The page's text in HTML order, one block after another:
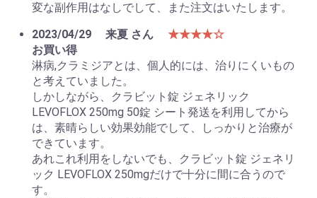
変な副作用はなしでして、また注文はいたします。
2023/04/29
来夏 さん
★★★★☆
お買い得
淋病,クラミジアとは、個人的には、治りにくいもの
と考えていました。
しかしながら、クラビット錠 ジェネリック
LEVOFLOX 250mg 50錠 シート発送を利用してから
は、素晴らしい効果効能でして、しっかりと治療が
できています。
あれこれ利用をしないでも、クラビット錠 ジェネリ
ック LEVOFLOX 250mgだけで十分に間に合うので
す。